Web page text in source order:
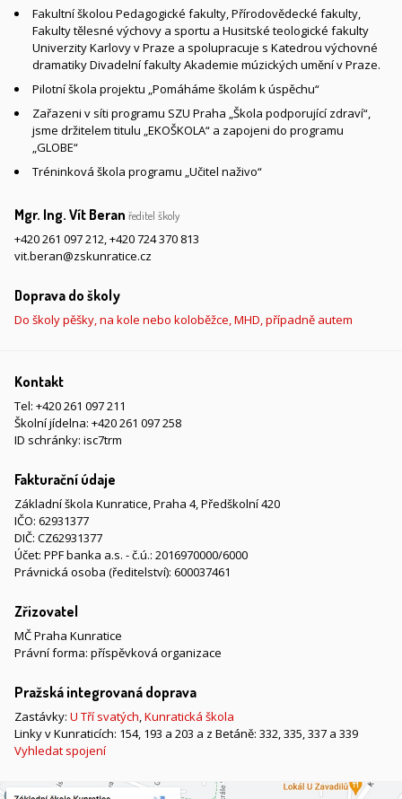
Fakultní školou Pedagogické fakulty, Přírodovědecké fakulty,
Fakulty tělesné výchovy a sportu a Husitské teologické fakulty
Univerzity Karlovy v Praze a spolupracuje s Katedrou výchovné
dramatiky Divadelní fakulty Akademie múzických umění v Praze.
Pilotní škola projektu „Pomáháme školám k úspěchu“
Zařazeni v síti programu SZU Praha „Škola podporující zdraví“,
jsme držitelem titulu „EKOŠKOLA“ a zapojeni do programu
„GLOBE“
Tréninková škola programu „Učitel naživo“
Mgr. Ing. Vít Beran ředitel školy
+420 261 097 212,+420 724 370 813
vit.beran@zskunratice.cz
Doprava do školy
Do školy pěšky, na kole nebo koloběžce, MHD, případně autem
Kontakt
Tel: +420 261 097 211
Školní jídelna: +420 261 097 258
ID schránky: isc7trm
Fakturační údaje
Základní škola Kunratice, Praha 4, Předškolní 420
IČO: 62931377
DIČ: CZ62931377
Účet: PPF banka a.s. - č.ú.: 2016970000/6000
Právnická osoba (ředitelství): 600037461
Zřizovatel
MČ Praha Kunratice
Právní forma: příspěvková organizace
Pražská integrovaná doprava
Zastávky: U Tří svatých,Kunratická škola
Linky v Kunraticích: 154, 193 a 203 a z Betáně: 332, 335, 337 a 339
Vyhledat spojení